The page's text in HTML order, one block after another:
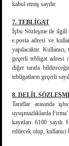
kabul etmiş sayılır.
7. TEBLİGAT
İşbu Sözleşme ile ilgili
e.posta adresi ve
yapılacaktır.
geçerli tebligat adresi
diğer tarafa
tebligatların geçerli
8. DELİL
Taraflar arasında
uyuşmazlıklarda
kayıtları 6100
edilecek olup,